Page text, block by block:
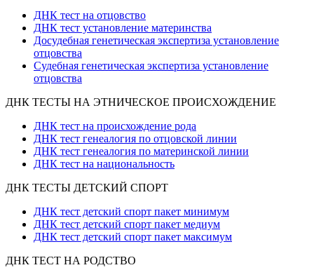
ДНК тест на отцовство
ДНК тест установление материнства
Досудебная генетическая экспертиза установление
отцовства
Судебная генетическая экспертиза установление
отцовства
ДНК ТЕСТЫ НА ЭТНИЧЕСКОЕ ПРОИСХОЖДЕНИЕ
ДНК тест на происхождение рода
ДНК тест генеалогия по отцовской линии
ДНК тест генеалогия по материнской линии
ДНК тест на национальность
ДНК ТЕСТЫ ДЕТСКИЙ СПОРТ
ДНК тест детский спорт пакет минимум
ДНК тест детский спорт пакет медиум
ДНК тест детский спорт пакет максимум
ДНК ТЕСТ НА РОДСТВО